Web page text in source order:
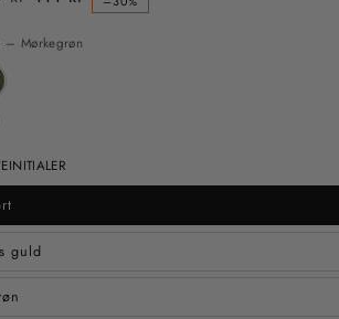
Salgspris
– Mørkegrøn
guld